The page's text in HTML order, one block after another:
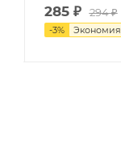
285₽ 294₽
-3% Экономия